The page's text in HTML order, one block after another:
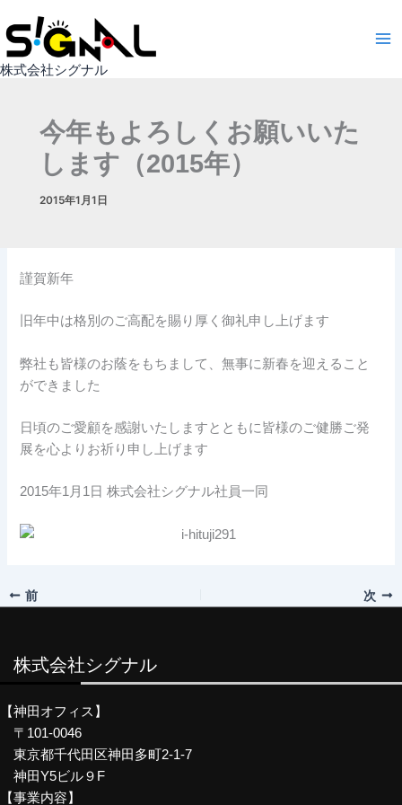
容
を
ス
株式会社シグナル
今年もよろしくお願いいた
します（2015年）
2015年1月1日
謹賀新年
旧年中は格別のご高配を賜り厚く御礼申し上げます
弊社も皆様のお蔭をもちまして、無事に新春を迎えること
ができました
日頃のご愛顧を感謝いたしますとともに皆様のご健勝ご発
展を心よりお祈り申し上げます
2015年1月1日 株式会社シグナル社員一同
前 次
株式会社シグナル
【神田オフィス】
〒101-0046
東京都千代田区神田多町2-1-7
神田Y5ビル９F
【事業内容】